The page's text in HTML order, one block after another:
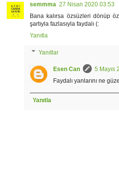
semmma 27 Nisan 2020 03:53
Bana kalırsa özsüzleri dönüp
şartıyla fazlasıyla faydalı (:
Yanıtla
Yanıtlar
Esen Can
5 Mayıs
Faydalı yanlarını ne
Yanıtla